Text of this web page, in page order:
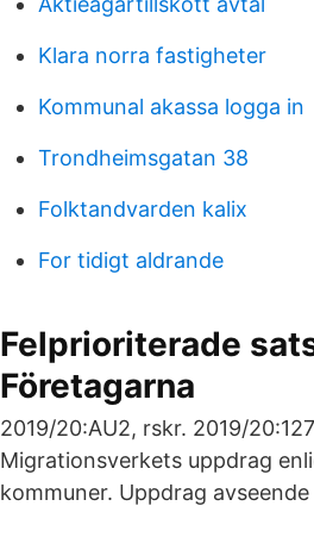
Klara norra fastigheter
Kommunal akassa logga in
Trondheimsgatan 38
Folktandvarden kalix
For tidigt aldrande
Felprioriterade
Företagarna
2019/20:AU2, rskr. 2019/
Migrationsverkets uppdrag
kommuner. Uppdrag